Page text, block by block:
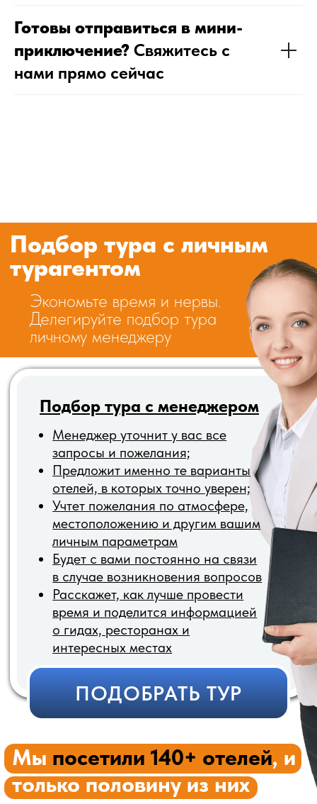
Готовы отправиться в мини-
приключение? Свяжитесь с
нами прямо сейчас
более 500
Многолетний
опыт
Полная
безопасность
Режим
одного окна
Выгодные
цены
Почему выбирают
турагентство A2 travel?
Мы те, кто знает о путешествиях ВСЁ! И
сбывшуюся мечту. Наши клиенты - люди,
которые ценят свое время. А мы ценим
наших клиентов.